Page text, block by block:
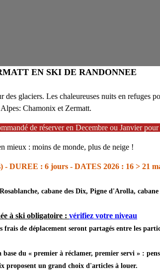
EN SKI DE RANDONNEE
glaciers. Les chaleureuses nuits en refuges
Chamonix et Zermatt.
de réserver en Decembre ou Janvier
mieux : moins de monde, plus de neige !
- DUREE : 6 jours - DATES 2026 : 16 > 21
cabane des Dix, Pigne d'Arolla,
à ski obligatoire : vérifiez votre niveau
de déplacement seront partagés entre les
du « premier à réclamer, premier servi » :
proposent un grand choix d'articles à louer.